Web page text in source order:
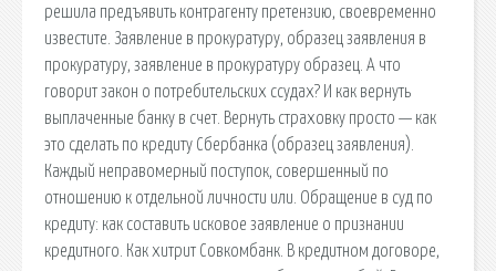
решила предъявить контрагенту претензию, своевременно
известите. Заявление в прокуратуру, образец заявления в
прокуратуру, заявление в прокуратуру образец. А что
говорит закон о потребительских ссудах? И как вернуть
выплаченные банку в счет. Вернуть страховку просто — как
это сделать по кредиту Сбербанка (образец заявления).
Каждый неправомерный поступок, совершенный по
отношению к отдельной личности или. Обращение в суд по
кредиту: как составить исковое заявление о признании
кредитного. Как хитрит Совкомбанк. В кредитном договоре,